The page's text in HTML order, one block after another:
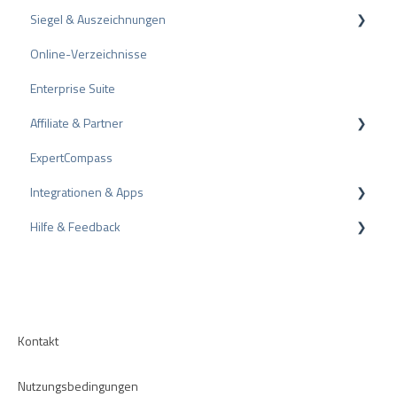
Andere Bewertungsquellen
Bewertungen teilen
Negative Bewertungen
Schlichtungsverfahren
Tipps zu Bewertungen
Interne Umfragen
Bewertungsrichtlinien
Siegel & Auszeichnungen
PRO Seal
Bewertungssiegel
Auszeichnungen
Online-Verzeichnisse
Enterprise Suite
Affiliate & Partner
Partnerprogramm
Empfehlung
ExpertCompass
Integrationen & Apps
CMS-Plugins
Hilfe & Feedback
Kontakt
Nutzungsbedingungen